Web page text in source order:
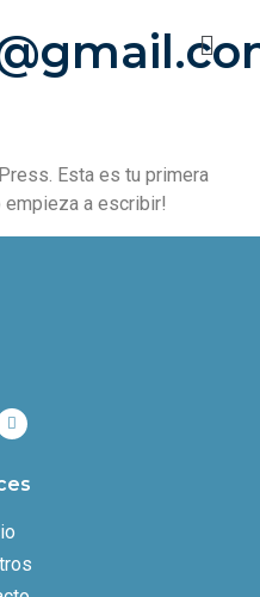
Esta es tu primera
empieza a escribir!